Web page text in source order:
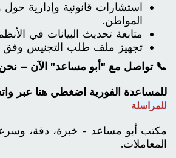
استشارات قانونية وإدارية
المواطن.
متابعة تحديث البيانات في
تجهيز ملف طلب التجنيس وفق
📞 تواصل مع "أبو مساعد" الآن –
للمساعدة الفورية اضغطي هنا عبر
للمراسلة
مكتب أبو مساعد - خبرة، دقة،
المعاملات.